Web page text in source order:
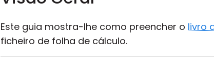
Este guia mostra-lhe como preencher o livro
ficheiro de folha de cálculo.